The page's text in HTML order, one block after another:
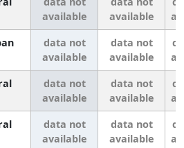
available
available
data not
available
data not
available
data not
available
data not
available
data not
available
data not
available